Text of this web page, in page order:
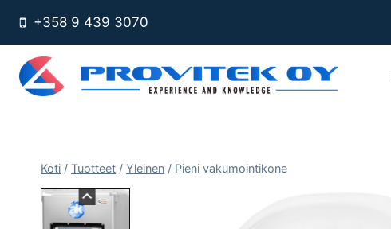
sisältöön
+358 9 439 3070
Koti / Tuotteet / Yleinen / Pieni vakumointikone